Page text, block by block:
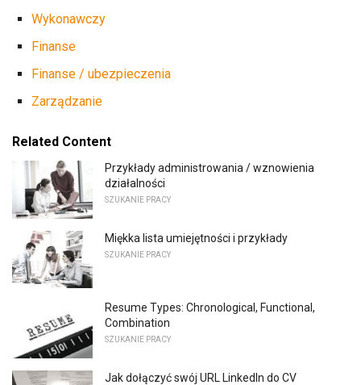
Wykonawczy
Finanse
Finanse / ubezpieczenia
Zarządzanie
Related Content
Przykłady administrowania / wznowienia
działalności
SZUKANIE PRACY
Miękka lista umiejętności i przykłady
SZUKANIE PRACY
Resume Types: Chronological, Functional,
Combination
SZUKANIE PRACY
Jak dołączyć swój URL LinkedIn do CV